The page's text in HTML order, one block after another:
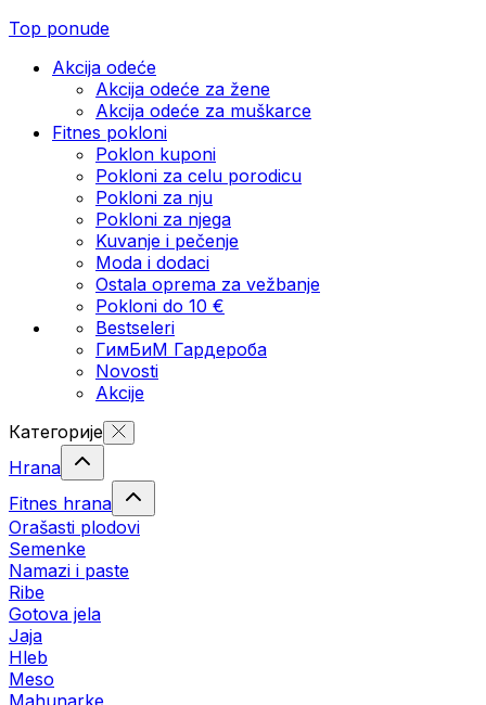
Top ponude
Akcija odeće
Akcija odeće za žene
Akcija odeće za muškarce
Fitnes pokloni
Poklon kuponi
Pokloni za celu porodicu
Pokloni za nju
Pokloni za njega
Kuvanje i pečenje
Moda i dodaci
Ostala oprema za vežbanje
Pokloni do 10 €
Bestseleri
ГимБиМ Гардeробa
Novosti
Akcije
Категорије
Hrana
Fitnes hrana
Orašasti plodovi
Semenke
Namazi i paste
Ribe
Gotova jela
Јаја
Hleb
Meso